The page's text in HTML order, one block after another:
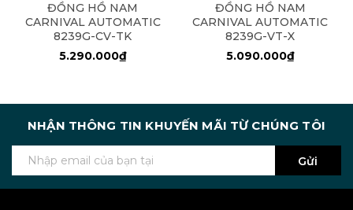
ĐỒNG HỒ NAM
CARNIVAL AUTOMATIC
8239G-CV-TK
5.290.000₫
ĐỒNG HỒ NAM
CARNIVAL AUTOMATIC
8239G-VT-X
5.090.000₫
NHẬN THÔNG TIN KHUYẾN MÃI TỪ CHÚNG TÔI
Gửi